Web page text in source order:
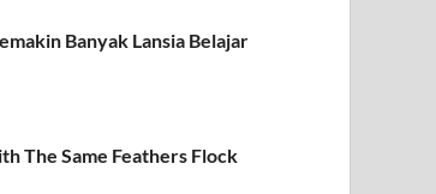
Banyak Lansia Belajar
The Same Feathers Flock